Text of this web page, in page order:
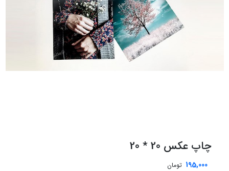
چاپ عکس 20 * 20
195,000 تومان